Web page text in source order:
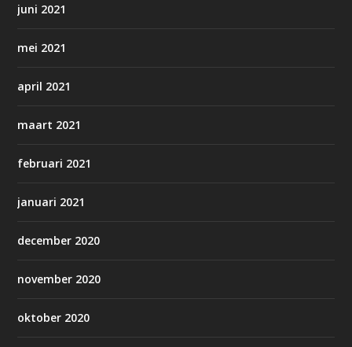
juni 2021
mei 2021
april 2021
maart 2021
februari 2021
januari 2021
december 2020
november 2020
oktober 2020